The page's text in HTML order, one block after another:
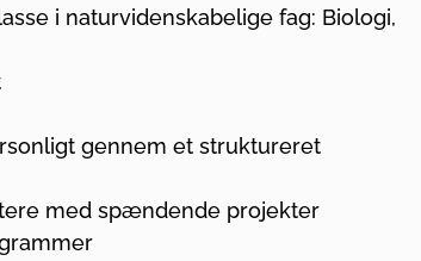
i naturvidenskabelige fag: Biologi,
gennem et struktureret
med spændende projekter